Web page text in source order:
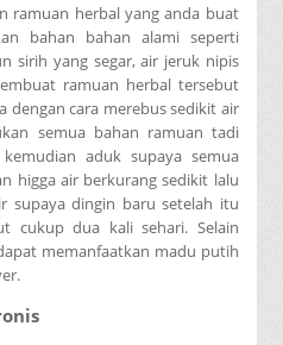
ramuan herbal yang anda buat
bahan bahan alami seperti
sirih yang segar, air jeruk nipis
ramuan herbal tersebut
dengan cara merebus sedikit air
semua bahan ramuan tadi
aduk supaya semua
higga air berkurang sedikit lalu
supaya dingin baru setelah itu
cukup dua kali sehari. Selain
memanfaatkan madu putih